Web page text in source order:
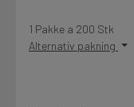
Kontakt
Fra
Kampanjer
1 Pakke a 200 Stk
Alternativ pakning